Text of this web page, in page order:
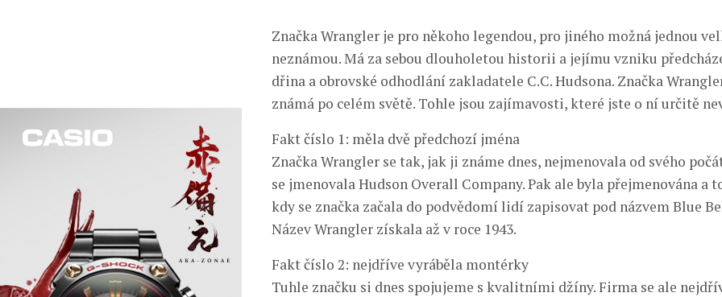
Značka Wrangler je pro někoho legendou, pro jiného možná jednou
neznámou. Má za sebou dlouholetou historii a jejímu vzniku
dřina a obrovské odhodlání zakladatele C.C. Hudsona. Značka Wrangler
známá po celém světě. Tohle jsou zajímavosti, které jste o ní určitě
Fakt číslo 1: měla dvě předchozí jména
Značka Wrangler se tak, jak ji známe dnes, nejmenovala od svého
se jmenovala Hudson Overall Company. Pak ale byla přejmenována a to
kdy se značka začala do podvědomí lidí zapisovat pod názvem Blue
Název Wrangler získala až v roce 1943.
Fakt číslo 2: nejdříve vyráběla montérky
Tuhle značku si dnes spojujeme s kvalitními džíny. Firma se ale